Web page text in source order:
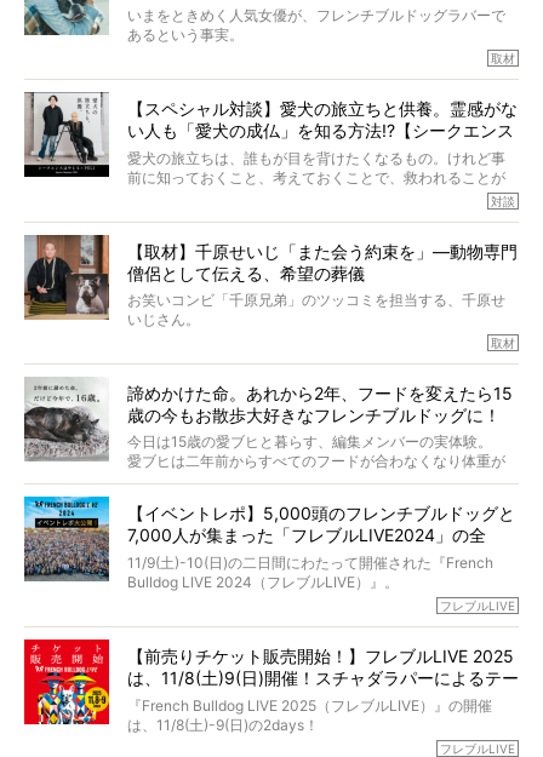
いまをときめく人気女優が、フレンチブルドッグラバーで
あるという事実。
とりを目の当たりにするほどに、そのフレンチブルドッグ
愛がわたしたちのそれとまったく同じであることに、なん
だかうれしくなってしまったのでした。
春奈さんとアムちゃんのすてきな暮らしを、BUHI編集長の
小西がいつくしみながら、切り取らせていただきます。
取材
【スペシャル対談】愛犬の旅立ちと供養。霊感がな
い人も「愛犬の成仏」を知る方法!?【シークエンス
はやとも×PELI】
愛犬の旅立ちは、誰もが目を背けたくなるもの。けれど事
前に知っておくこと、考えておくことで、救われることが
力をもつお笑い芸人「シークエンスはやとも」さんに、愛
犬の旅立ちや供養についてインタビュー。
インタビュアー兼対談相手は、大の犬好きで心霊分野の知
識にも長けているPELIさん。
「愛犬が旅立ったあと、ベッドやおもちゃはどうすればい
い？」「お骨はどうするべき？」「お花やお線香は喜んで
くれる？」
さらには、霊感がない人でも愛犬が成仏したことを知る方
法まで。
お笑い芸人だからこそ暗くなりすぎない、むしろ心がスッ
と軽くなる。
永久保存版のスペシャル対談です！
対談
【取材】千原せいじ「また会う約束を」―動物専門
僧侶として伝える、希望の葬儀
お笑いコンビ「千原兄弟」のツッコミを担当する、千原せ
いじさん。
今年で結成35周年を迎え、芸人としての活躍も目覚ましい
た。
僧侶としての名は「靖賢（せいけん）」。
当時54歳という年齢にして、なぜ動物専門僧侶という道を
選んだのか。
また、愛犬の旅立ちとどのように向き合うべきなのか。
た。
取材
諦めかけた命。あれから2年、フードを変えたら15
歳の今もお散歩大好きなフレンチブルドッグに！
今日は15歳の愛ブヒと暮らす、編集メンバーの実体験。
愛ブヒは二年前からすべてのフードが合わなくなり体重が
激減。検査をしても異常はなく「年齢のせいですね…」と言
もう諦めるしかないのかな…そんなとき、我が家に届いたの
が「THE fu-do(ザ・フード)」の試食品でした。
そして「THE fu-do(ザ・フード)」を食べつづけて二年、愛
ブヒは15歳になり、今も元気にお散歩をしています。
今回は、二年前の絶望から今までを包み隠さず、時系列で
【イベントレポ】5,000頭のフレンチブルドッグと
7,000人が集まった「フレブルLIVE2024」の全
貌！
11/9(土)-10(日)の二日間にわたって開催された『French
Bulldog LIVE 2024（フレブルLIVE）』。
今年はのべ5,000頭のフレンチブルドッグと7,000人のフレ
day1の司会はフレブルラバーのロッチさん。day2の音楽フ
ェスには世代ど真ん中のPUFFYが出演するなど、例年以上
に豪華なラインナップ。
北は北海道、南は鹿児島県から。全国のフレンチブルドッ
グが一堂に会した「フレブルLIVE2024」の模様を、詳しく
フレブルLIVE
【前売りチケット販売開始！】フレブルLIVE 2025
は、11/8(土)9(日)開催！スチャダラパーによるテー
マソング制作も決定
『French Bulldog LIVE 2025（フレブルLIVE）』の開催
は、11/8(土)-9(日)の2days！
お得な前売りチケット、いよいよ販売スタートです！フレブルLIVE